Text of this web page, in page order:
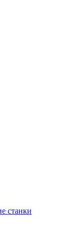
станки